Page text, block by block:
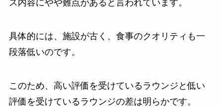
ス内容にやや難点があると言われています。
具体的には、施設が古く、食事のクオリティも一
段落低いのです。
このため、高い評価を受けているラウンジと低い
評価を受けているラウンジの差は明らかです。